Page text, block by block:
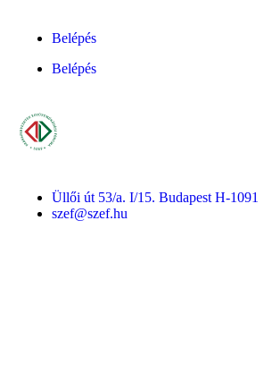
Belépés
Belépés
Üllői út 53/a. I/15. Budapest H-1091
szef@szef.hu